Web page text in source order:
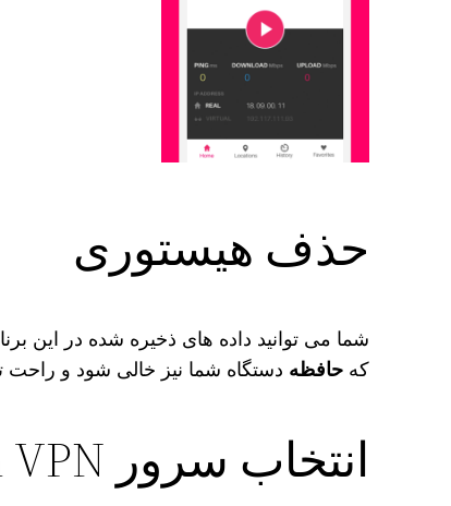
حذف هیستوری
شما می‌ توانید داده ‌های ذخیره شده در این
کهحافظه دستگاه شما نیز خالی شود و راحت
انتخاب سرور Urban VPN به علاقه مندی ها